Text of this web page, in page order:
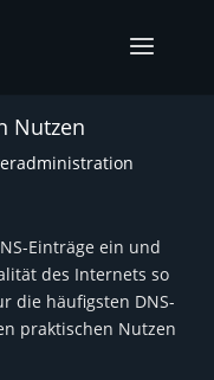
Nutzen
Einträge ein und
des Internets so
die häufigsten DNS-
praktischen Nutzen